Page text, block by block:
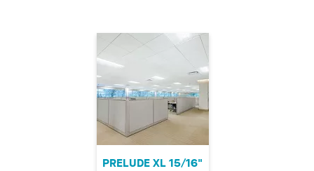
PRELUDE XL 15/16"